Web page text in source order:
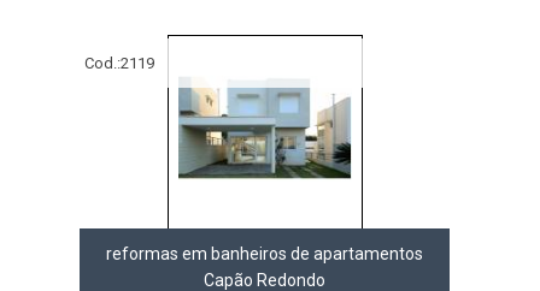
Cod.:2119
reformas em banheiros de apartamentos
Capão Redondo